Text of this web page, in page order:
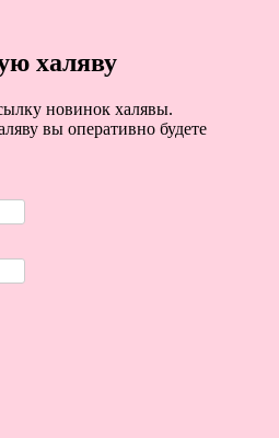
халяву
новинок халявы.
вы оперативно будете